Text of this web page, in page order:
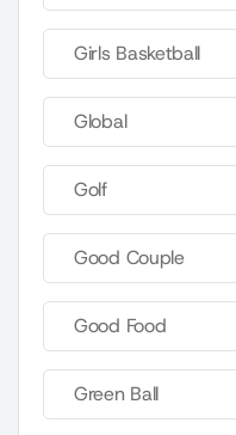
Girls Basketball
Global
Golf
Good Couple
Good Food
Green Ball